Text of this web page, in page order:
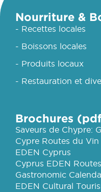
Nourriture &
- Recettes locales
- Boissons locales
- Produits locaux
- Restauration et
Brochures
Saveurs de Chypre:
Cypre Routes du Vin
EDEN Cyprus
Cyprus EDEN Routes
Gastronomic
EDEN Cultural